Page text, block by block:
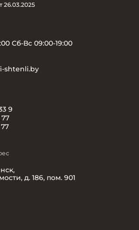
26.03.2025
Сб-Вс 09:00-19:00
shtenli.by
9
д. 186, пом. 901